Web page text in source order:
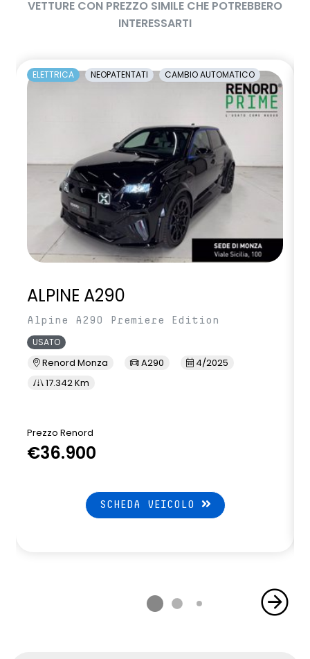
VETTURE CON PREZZO SIMILE CHE POTREBBERO
INTERESSARTI
ELETTRICA NEOPATENTATI CAMBIO AUTOMATICO
ALPINE A290
Alpine A290 Premiere Edition
USATO
Renord Monza A290
4/2025
17.342 Km
Prezzo Renord
€36.900
SCHEDA VEICOLO